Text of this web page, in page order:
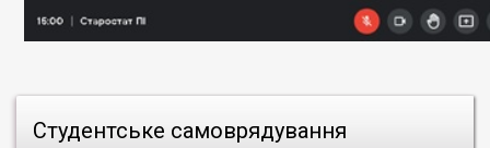
Студентське самоврядування